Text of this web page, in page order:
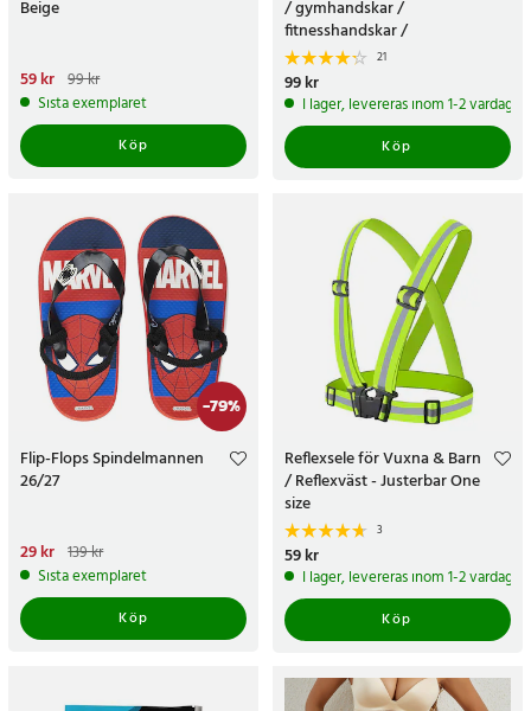
Beige
Nuvarande pris
pris:99 kr
59 kr 99 kr
Sista exemplaret
Köp
/ gymhandskar /
fitnesshandskar /
träningshandskar med grepp
21
Pris:
99 kr
I lager, levereras inom 1-2 vardagar
Köp
-79%
Flip-Flops Spindelmannen
26/27
Nuvarande pris
pris:139 kr
29 kr 139 kr
Sista exemplaret
Köp
Reflexsele för Vuxna & Barn
/ Reflexväst - Justerbar One
size
3
Pris:
59 kr
I lager, levereras inom 1-2 vardagar
Köp